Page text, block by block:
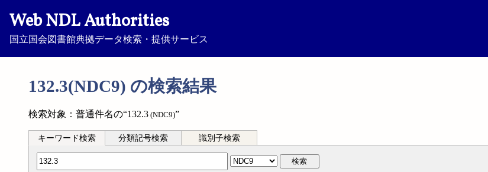
Web NDL Authorities
国立国会図書館典拠データ検索・提供サービス
132.3(NDC9) の検索結果
検索対象：普通件名の“132.3 (NDC9)”
キーワード検索 分類記号検索 識別子検索
分類記号検索 検索